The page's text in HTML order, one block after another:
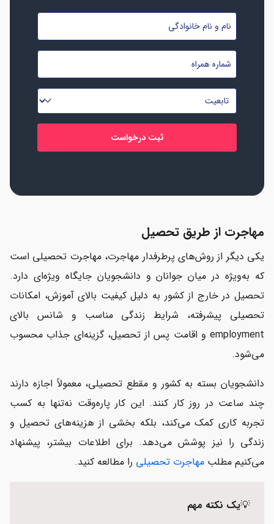
نام
نام
خانوادگی
*
شماره
موبایل
*
تابعیت
*
مهاجرت از طریق تحصیل
یکی دیگر از روش‌های پرطرفدار مهاجرت، مهاجرت تحصیلی است
که به‌ویژه در میان جوانان و دانشجویان جایگاه ویژه‌ای دارد.
تحصیل در خارج از کشور به دلیل کیفیت بالای آموزش، امکانات
تحصیلی پیشرفته، شرایط زندگی مناسب و شانس بالای
employment و اقامت پس از تحصیل، گزینه‌ای جذاب محسوب
می‌شود.
دانشجویان بسته به کشور و مقطع تحصیلی، معمولاً اجازه دارند
چند ساعت در روز کار کنند. این کار پاره‌وقت نه‌تنها به کسب
تجربه کاری کمک می‌کند، بلکه بخشی از هزینه‌های تحصیل و
زندگی را نیز پوشش می‌دهد. برای اطلاعات بیشتر، پیشنهاد
می‌کنیم مطلب مهاجرت تحصیلی را مطالعه کنید.
💡یک نکته مهم